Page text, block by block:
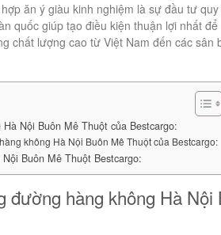
ăn ý giàu kinh nghiệm là sự đầu tư
quốc giúp tạo điều kiện thuận lợi nhất
chất lượng cao từ Việt Nam đến các sân
Nội Buôn Mê Thuột của Bestcargo:
không Hà Nội Buôn Mê Thuột của Bestcargo:
Buôn Mê Thuột Bestcargo:
đường hàng không Hà